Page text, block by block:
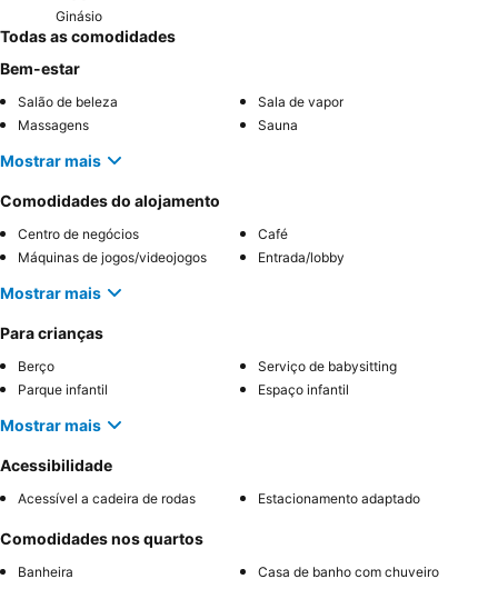
Ginásio
Todas as comodidades
Bem-estar
Salão de beleza
Sala de vapor
Massagens
Sauna
Mostrar mais
Comodidades do alojamento
Centro de negócios
Café
Máquinas de jogos/videojogos
Entrada/lobby
Mostrar mais
Para crianças
Berço
Serviço de babysitting
Parque infantil
Espaço infantil
Mostrar mais
Acessibilidade
Acessível a cadeira de rodas Estacionamento adaptado
Comodidades nos quartos
Banheira
Casa de banho com chuveiro